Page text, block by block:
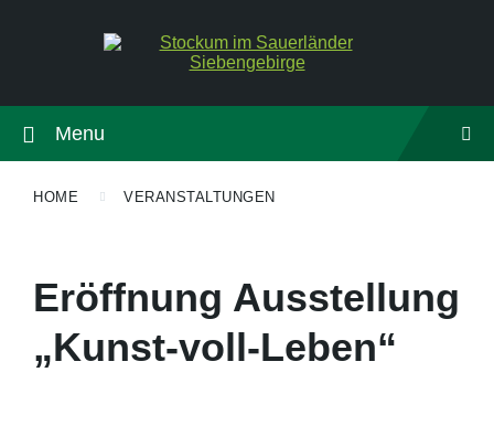
Menu
HOME VERANSTALTUNGEN
Eröffnung Ausstellung
„Kunst-voll-Leben“